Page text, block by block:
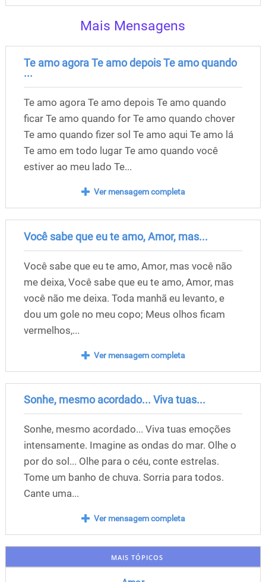
Mais Mensagens
Te amo agora Te amo depois Te amo quando
...
Te amo agora Te amo depois Te amo quando
ficar Te amo quando for Te amo quando chover
Te amo quando fizer sol Te amo aqui Te amo lá
Te amo em todo lugar Te amo quando você
estiver ao meu lado Te...
Ver mensagem completa
Você sabe que eu te amo, Amor, mas...
Você sabe que eu te amo, Amor, mas você não
me deixa, Você sabe que eu te amo, Amor, mas
você não me deixa. Toda manhã eu levanto, e
dou um gole no meu copo; Meus olhos ficam
vermelhos,...
Ver mensagem completa
Sonhe, mesmo acordado... Viva tuas...
Sonhe, mesmo acordado... Viva tuas emoções
intensamente. Imagine as ondas do mar. Olhe o
por do sol... Olhe para o céu, conte estrelas.
Tome um banho de chuva. Sorria para todos.
Cante uma...
Ver mensagem completa
MAIS TÓPICOS